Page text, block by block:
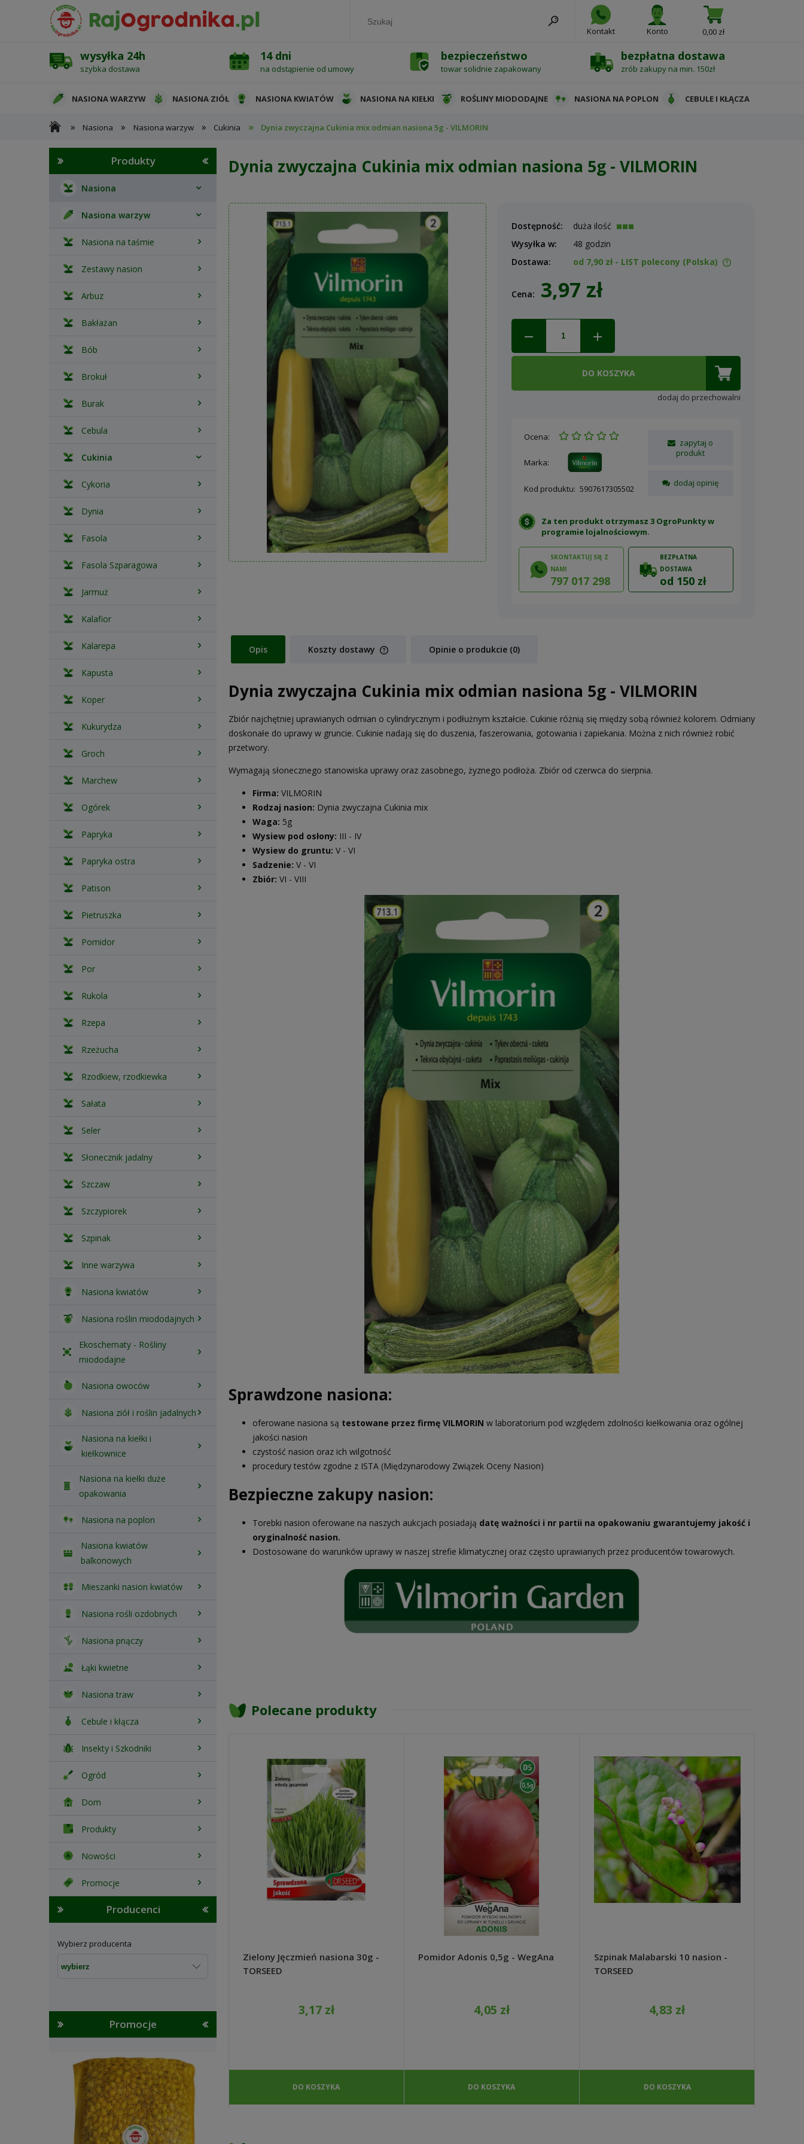
Kontakt Konto 0,00 zł
wysyłka 24h
szybka dostawa
14 dni
na odstąpienie od umowy
bezpieczeństwo
towar solidnie zapakowany
bezpłatna dostawa
zrób zakupy na min. 150zł
NASIONA WARZYW NASIONA ZIÓŁ NASIONA KWIATÓW NASIONA NA KIEŁKI ROŚLINY MIODODAJNE NASIONA NA POPLON CEBULE I KŁĄCZA
OCHRONA ROŚLIN
» Nasiona » Nasiona warzyw » Cukinia » Dynia zwyczajna Cukinia mix odmian nasiona 5g - VILMORIN
Produkty
Nasiona
Nasiona warzyw
Nasiona na taśmie
Zestawy nasion
Arbuz
Bakłażan
Bób
Brokuł
Burak
Cebula
Cukinia
Cykoria
Dynia
Fasola
Fasola Szparagowa
Jarmuż
Kalafior
Kalarepa
Kapusta
Koper
Kukurydza
Groch
Marchew
Ogórek
Papryka
Papryka ostra
Patison
Pietruszka
Pomidor
Por
Rukola
Rzepa
Rzeżucha
Rzodkiew, rzodkiewka
Sałata
Seler
Słonecznik jadalny
Szczaw
Szczypiorek
Szpinak
Inne warzywa
Nasiona kwiatów
Nasiona roślin miododajnych
Ekoschematy - Rośliny
miododajne
Nasiona owoców
Nasiona ziół i roślin jadalnych
Nasiona na kiełki i
kiełkownice
Nasiona na kiełki duże
opakowania
Nasiona na poplon
Nasiona kwiatów
balkonowych
Mieszanki nasion kwiatów
Nasiona rośli ozdobnych
Nasiona pnączy
Łąki kwietne
Nasiona traw
Cebule i kłącza
Insekty i Szkodniki
Ogród
Dom
Produkty
Nowości
Promocje
Producenci
Wybierz producenta
Promocje
Dynia zwyczajna Cukinia mix odmian nasiona 5g - VILMORIN
Dostępność:
duża ilość
Wysyłka w:
48 godzin
Dostawa:
od 7,90 zł - LIST polecony (Polska)
Cena nie zawiera ewentualnych
kosztów płatności
Cena: 3,97 zł
DO KOSZYKA
dodaj do przechowalni
Ocena:
Marka:
Kod produktu: 5907617305502
zapytaj o
produkt
dodaj opinię
Za ten produkt otrzymasz 3 OgroPunkty w
programie lojalnościowym.
SKONTAKTUJ SIĘ Z
NAMI
797 017 298
BEZPŁATNA
DOSTAWA
od 150 zł
Opis Koszty dostawy
płatności
Opinie o produkcie (0)
Dynia zwyczajna Cukinia mix odmian nasiona 5g - VILMORIN
Zbiór najchętniej uprawianych odmian o cylindrycznym i podłużnym kształcie. Cukinie różnią się między sobą również kolorem. Odmiany
doskonałe do uprawy w gruncie. Cukinie nadają się do duszenia, faszerowania, gotowania i zapiekania. Można z nich również robić
przetwory.
Wymagają słonecznego stanowiska uprawy oraz zasobnego, żyznego podłoża. Zbiór od czerwca do sierpnia.
Firma: VILMORIN
Rodzaj nasion: Dynia zwyczajna Cukinia mix
Waga: 5g
Wysiew pod osłony: III - IV
Wysiew do gruntu: V - VI
Sadzenie: V - VI
Zbiór: VI - VIII
Sprawdzone nasiona:
oferowane nasiona są testowane przez firmę VILMORIN w laboratorium pod względem zdolności kiełkowania oraz ogólnej
jakości nasion
czystość nasion oraz ich wilgotność
procedury testów zgodne z ISTA (Międzynarodowy Związek Oceny Nasion)
Bezpieczne zakupy nasion:
Torebki nasion oferowane na naszych aukcjach posiadają datę ważności i nr partii na opakowaniu gwarantujemy jakość i
oryginalność nasion.
Dostosowane do warunków uprawy w naszej strefie klimatycznej oraz często uprawianych przez producentów towarowych.
Polecane produkty
Zielony Jęczmień nasiona 30g -
TORSEED
3,17 zł
DO KOSZYKA
Pomidor Adonis 0,5g - WegAna
4,05 zł
DO KOSZYKA
Szpinak Malabarski 10 nasion -
TORSEED
4,83 zł
DO KOSZYKA